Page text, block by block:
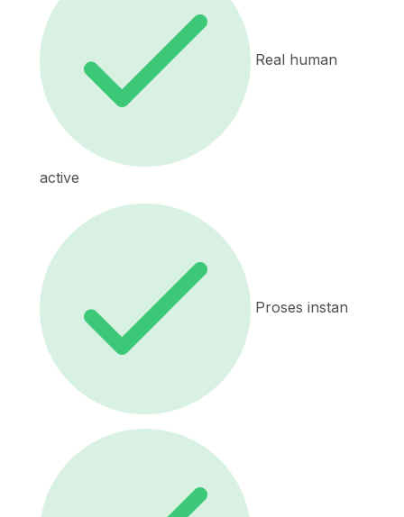
Real human
active
Proses instan